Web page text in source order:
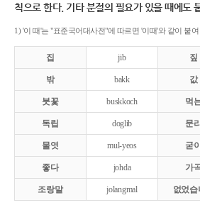
칙으로 한다. 기타 분절의 필요가 있을 때에도
1) '이 때'는 "표준국어대사전"에 따르면 '이때'와 같이 붙여
집 jib 짚
밖 bakk 값
붓꽃 buskkoch 먹
독립 doglib 문
물엿 mul-yeos 굳
좋다 johda 가
조랑말 jolangmal 없었습